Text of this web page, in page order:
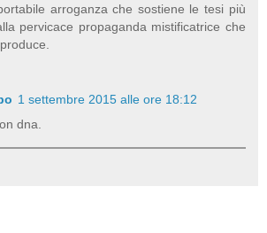
arroganza che sostiene le tesi più
pervicace propaganda mistificatrice che
1 settembre 2015 alle ore 18:12
dna.